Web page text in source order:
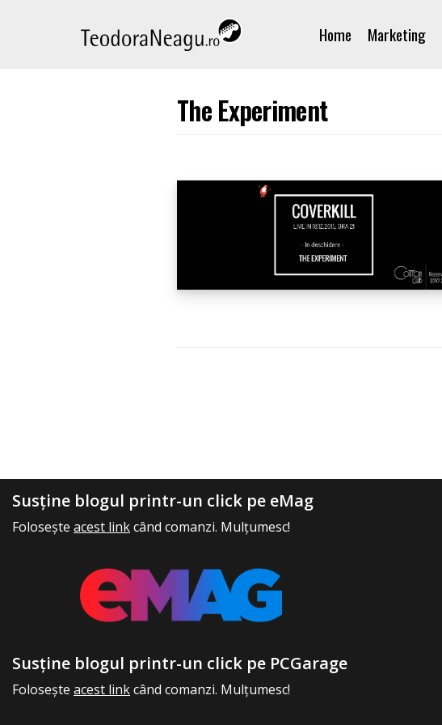
Home Marketing
The Experiment
Susține blogul printr-un click pe eMag
Folosește acest linkcând comanzi. Mulțumesc!
Susține blogul printr-un click pe PCGarage
Folosește acest linkcând comanzi. Mulțumesc!